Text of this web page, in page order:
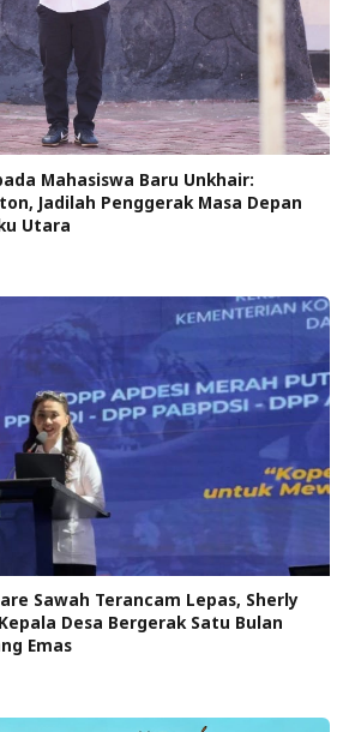
Mahasiswa Baru Unkhair:
Jadilah Penggerak Masa Depan
Utara
Sawah Terancam Lepas, Sherly
Desa Bergerak Satu Bulan
Emas